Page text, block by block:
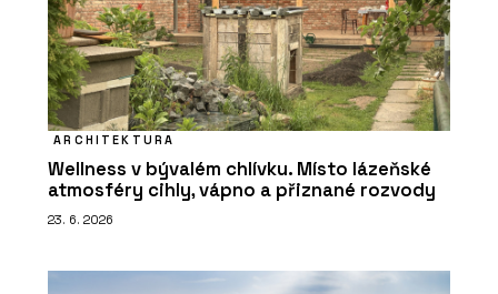
ARCHITEKTURA
Wellness v bývalém chlívku. Místo lázeňské
atmosféry cihly, vápno a přiznané rozvody
23. 6. 2026